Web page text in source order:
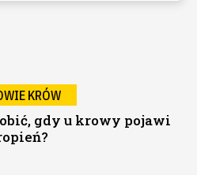
KRÓW
gdy u krowy pojawi